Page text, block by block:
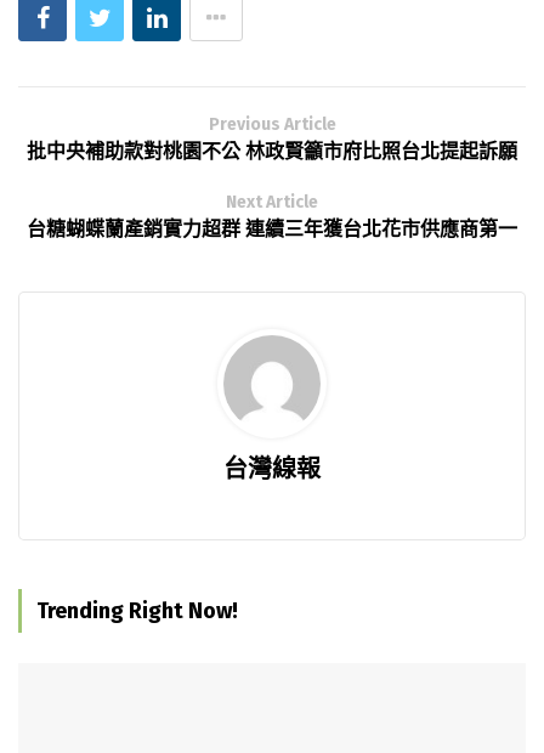
Previous Article
批中央補助款對桃園不公 林政賢籲市府比照台北提起訴願
Next Article
台糖蝴蝶蘭產銷實力超群 連續三年獲台北花市供應商第一
台灣線報
Trending Right Now!